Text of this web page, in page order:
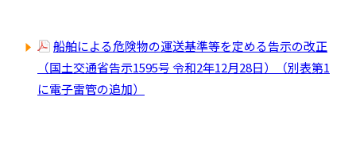
船舶による危険物の運送基準等を定める告示の改正
（国土交通省告示1595号 令和2年12月28日）（別表第1
に電子雷管の追加）